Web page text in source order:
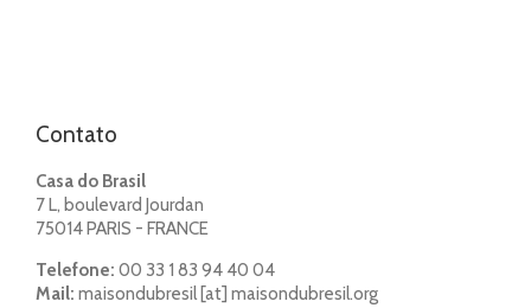
Contato
Casa do Brasil
7 L, boulevard Jourdan
75014 PARIS - FRANCE
Telefone: 00 33 1 83 94 40 04
Mail: maisondubresil [at] maisondubresil.org